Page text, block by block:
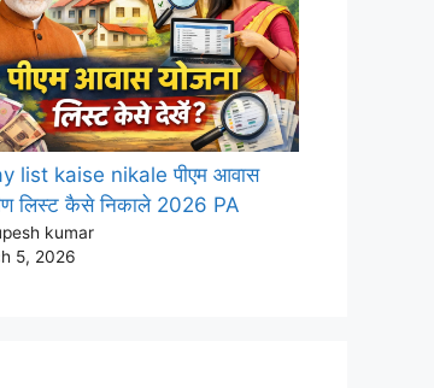
list kaise nikale पीएम आवास
लिस्ट कैसे निकाले 2026 PA
kumar
5, 2026